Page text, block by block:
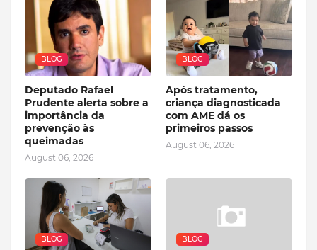
BLOG
Deputado Rafael
Prudente alerta sobre a
importância da
prevenção às
queimadas
August 06, 2026
BLOG
Após tratamento,
criança diagnosticada
com AME dá os
primeiros passos
August 06, 2026
BLOG BLOG